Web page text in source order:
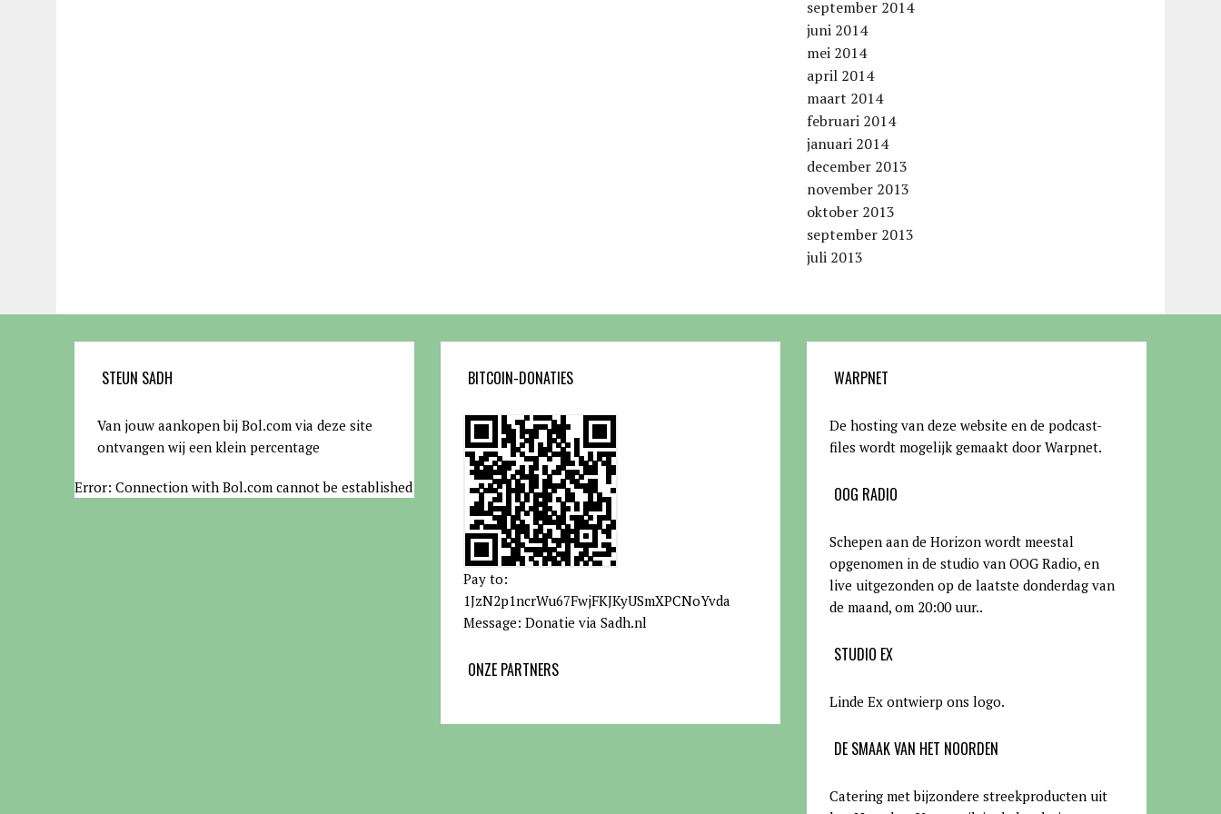
september 2014
juni 2014
mei 2014
april 2014
maart 2014
februari 2014
januari 2014
december 2013
november 2013
oktober 2013
september 2013
juli 2013
STEUN SADH
Van jouw aankopen bij Bol.com via deze site
ontvangen wij een klein percentage
Error: Connection with Bol.com cannot be established
BITCOIN-DONATIES
Pay to:
1JzN2p1ncrWu67FwjFKJKyUSmXPCNoYvda
Message: Donatie via Sadh.nl
ONZE PARTNERS
WARPNET
De hosting van deze website en de podcast-
files wordt mogelijk gemaakt door Warpnet.
OOG RADIO
Schepen aan de Horizon wordt meestal
opgenomen in de studio van OOG Radio, en
live uitgezonden op de laatste donderdag van
de maand, om 20:00 uur..
STUDIO EX
Linde Ex ontwierp ons logo.
DE SMAAK VAN HET NOORDEN
Catering met bijzondere streekproducten uit